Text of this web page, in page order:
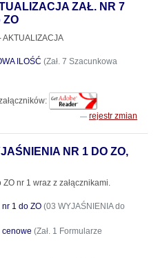
ZAŁ. NR 7
ZO
AKTUALIZACJA
ILOŚĆ (Zał. 7 Szacunkowa
rejestr zmian
NR 1 DO ZO,
nr 1 wraz z załącznikami.
1 do ZO (03 WYJAŚNIENIA do
cenowe (Zał. 1 Formularze